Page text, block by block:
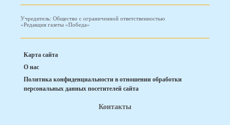
Учредитель: Общество с ограниченной ответственностью
«Редакция газеты «Победа»
Карта сайта
О нас
Политика конфиденциальности в отношении обработки
персональных данных посетителей сайта
Контакты